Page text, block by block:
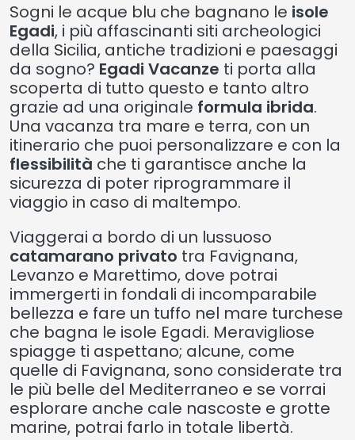
Sogni le acque blu che bagnano le isole
Egadi, i più affascinanti siti archeologici
della Sicilia, antiche tradizioni e paesaggi
da sogno? Egadi Vacanze ti porta alla
scoperta di tutto questo e tanto altro
grazie ad una originale formula ibrida.
Una vacanza tra mare e terra, con un
itinerario che puoi personalizzare e con la
flessibilità che ti garantisce anche la
sicurezza di poter riprogrammare il
viaggio in caso di maltempo.
Viaggerai a bordo di un lussuoso
catamarano privato tra Favignana,
Levanzo e Marettimo, dove potrai
immergerti in fondali di incomparabile
bellezza e fare un tuffo nel mare turchese
che bagna le isole Egadi. Meravigliose
spiagge ti aspettano; alcune, come
quelle di Favignana, sono considerate tra
le più belle del Mediterraneo e se vorrai
esplorare anche cale nascoste e grotte
marine, potrai farlo in totale libertà.